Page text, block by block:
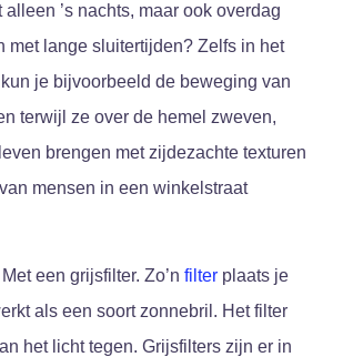
’s nachts, maar ook overdag
met lange sluitertijden? Zelfs in het
je bijvoorbeeld de beweging van
terwijl ze over de hemel zweven,
brengen met zijdezachte texturen
mensen in een winkelstraat
een grijsfilter. Zo’n filter plaats je
als een soort zonnebril. Het filter
het licht tegen. Grijsfilters zijn er in